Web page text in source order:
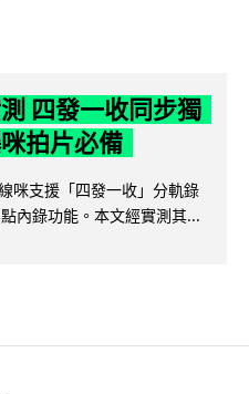
四發一收同步獨
拍片必備
咪支援「四發一收」分軌錄
內錄功能。本文經實測其...